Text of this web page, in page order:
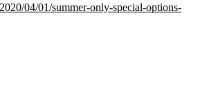
04/01/summer-only-special-options-